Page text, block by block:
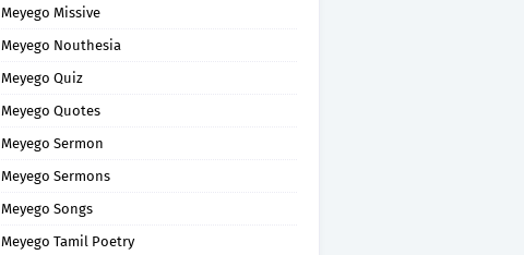
Meyego Missive
Meyego Nouthesia
Meyego Quiz
Meyego Quotes
Meyego Sermon
Meyego Sermons
Meyego Songs
Meyego Tamil Poetry